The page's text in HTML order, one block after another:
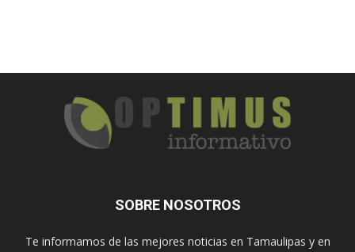
SOBRE NOSOTROS
Te informamos de las mejores noticias en Tamaulipas y en